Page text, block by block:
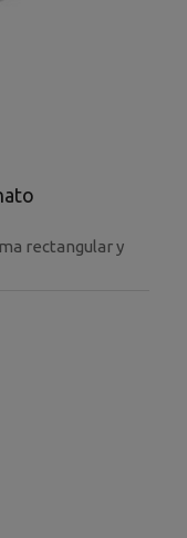
rectangular y